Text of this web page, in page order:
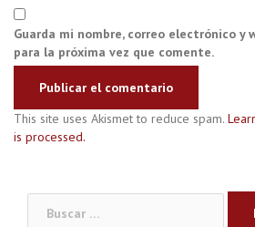
Guarda mi nombre, correo electrónico y
para la próxima vez que comente.
This site uses Akismet to reduce spam.
is processed.